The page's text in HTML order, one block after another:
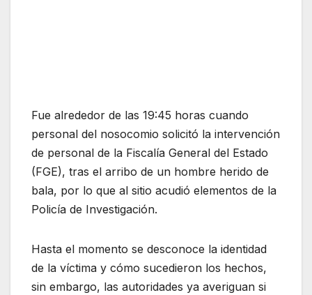
Fue alrededor de las 19:45 horas cuando
personal del nosocomio solicitó la intervención
de personal de la Fiscalía General del Estado
(FGE), tras el arribo de un hombre herido de
bala, por lo que al sitio acudió elementos de la
Policía de Investigación.
Hasta el momento se desconoce la identidad
de la víctima y cómo sucedieron los hechos,
sin embargo, las autoridades ya averiguan si